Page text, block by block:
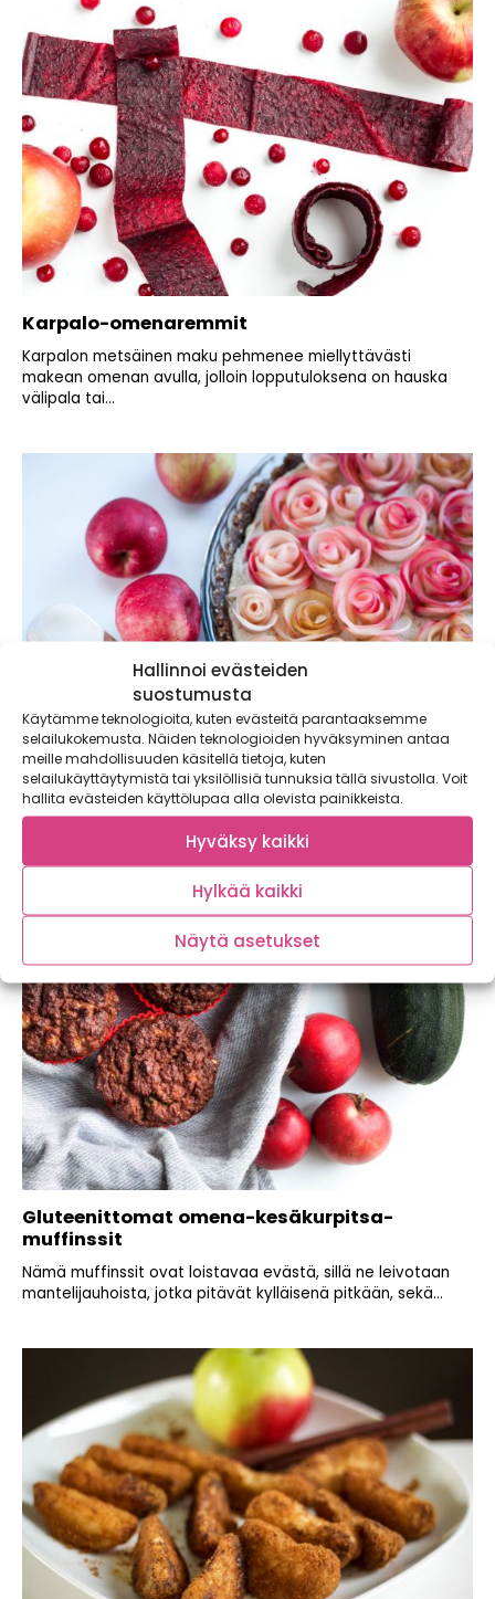
Hallinnoi evästeiden
suostumusta
Käytämme teknologioita, kuten evästeitä parantaaksemme
selailukokemusta. Näiden teknologioiden hyväksyminen antaa
meille mahdollisuuden käsitellä tietoja, kuten
selailukäyttäytymistä tai yksilöllisiä tunnuksia tällä sivustolla. Voit
hallita evästeiden käyttölupaa alla olevista painikkeista.
Hyväksy kaikki
Hylkää kaikki
Näytä asetukset
Karpalo-omenaremmit
Karpalon metsäinen maku pehmenee miellyttävästi
makean omenan avulla, jolloin lopputuloksena on hauska
välipala tai...
Melkein raaka omenapiirakka
Omenoista saa todella näyttävän piirakan, mikäli siihen
malttaa käyttää hetken (ja vielä toisen) aikaa....
Gluteenittomat omena-kesäkurpitsa-
muffinssit
Nämä muffinssit ovat loistavaa evästä, sillä ne leivotaan
mantelijauhoista, jotka pitävät kylläisenä pitkään, sekä...